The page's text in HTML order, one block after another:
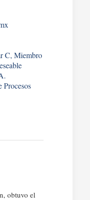
C, Miembro
Procesos
obtuvo el